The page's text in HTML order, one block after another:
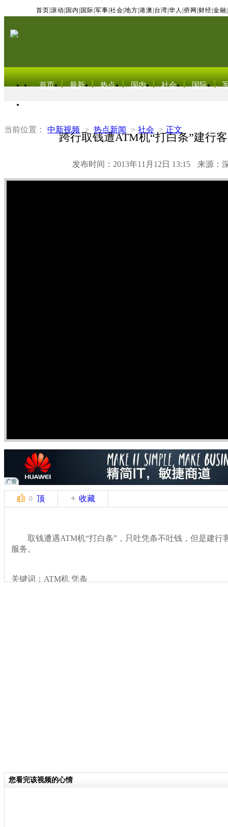
首页 滚动 国内 国际 军事 社会 地方 港澳 台湾 华人 侨网 财经 金融
首页 最新 热点 国内 社会 国际
当前位置： 中新视频 > 热点新闻 > 社会 > 正文
跨行取钱遭ATM机“打白条”建行
发布时间：2013年11月12日 13:15 来源：
0 顶 收藏
取钱遭遇ATM机“打白条”，只吐凭条不吐钱，但是建行
服务。
关键词：ATM机 凭条
您看完该视频的心情